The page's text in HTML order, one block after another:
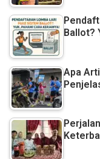
Ballot?
Apa